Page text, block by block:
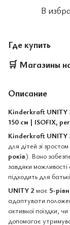
В
Где купить
🛒 Магазины
Описание
Kinderkraft UNITY
150 см | ISOFIX,
Kinderkraft UNITY
для дітей зі зростом
років). Воно
завдяки
підходить для
UNITY 2 має 5-
адаптувати
активної поїздки,
допомагає